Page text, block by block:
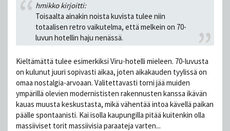
hmikko kirjoitti:
Toisaalta ainakin noista kuvista tulee niin
totaalisen retro vaikutelma, että melkein on 70-
luvun hotellin haju nenässä.
Kieltämättä tulee esimerkiksi Viru-hotelli mieleen. 70-luvusta
on kulunut juuri sopivasti aikaa, joten aikakauden tyylissä on
omaa nostalgia-arvoaan. Valitettavasti torni jää muiden
ympärillä olevien modernististen rakennusten kanssa ikävän
kauas muusta keskustasta, mikä vähentää intoa kävellä paikan
päälle spontaanisti. Kai isolla kaupungilla pitää kuitenkin olla
massiiviset torit massiivisia paraateja varten...